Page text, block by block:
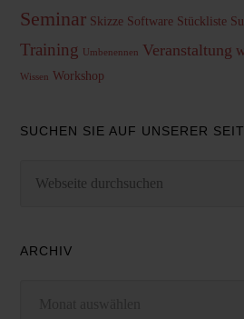
Seminar Skizze Software Stückliste
Training Umbenennen Veranstaltung
Wissen Workshop
SUCHEN SIE AUF UNSERER
ARCHIV